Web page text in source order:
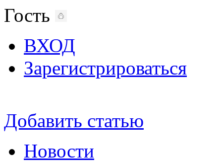
Гость
ВХОД
Зарегистрироваться
Добавить статью
Новости